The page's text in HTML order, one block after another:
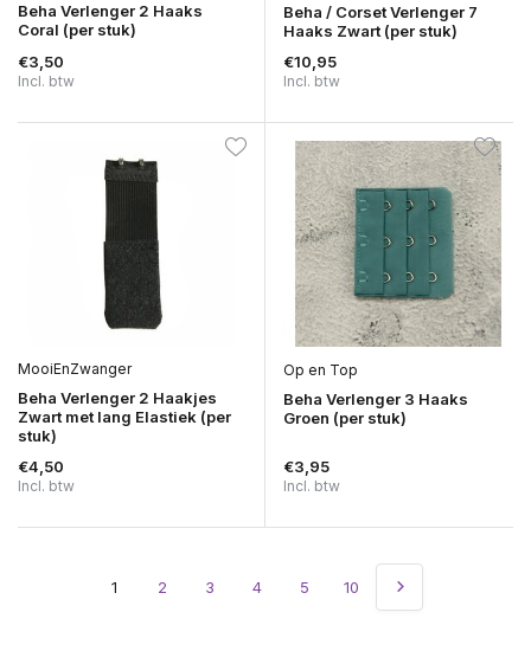
Beha Verlenger 2 Haaks
Coral (per stuk)
€3,50
Incl. btw
Beha / Corset Verlenger 7
Haaks Zwart (per stuk)
€10,95
Incl. btw
MooiEnZwanger
Beha Verlenger 2 Haakjes
Zwart met lang Elastiek (per
stuk)
€4,50
Incl. btw
Op en Top
Beha Verlenger 3 Haaks
Groen (per stuk)
€3,95
Incl. btw
1 2 3 4 5 10